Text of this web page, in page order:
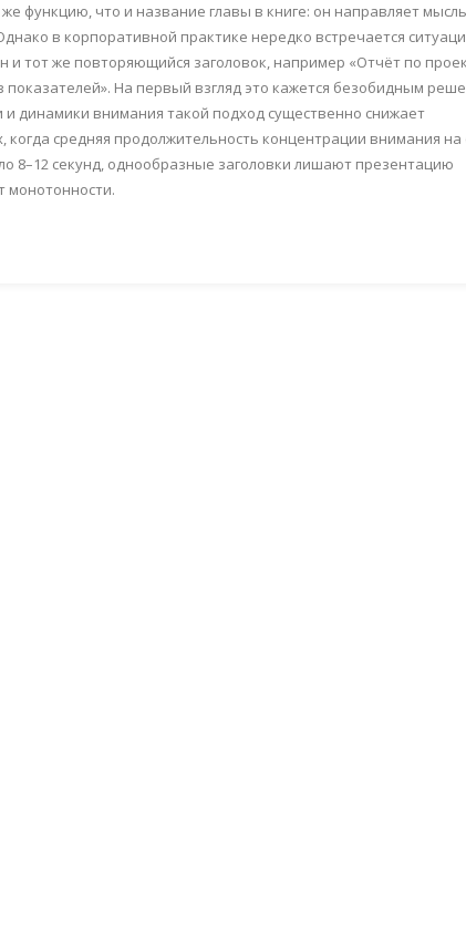
функцию, что и название главы в книге: он направляет мысль
в корпоративной практике нередко встречается
и тот же повторяющийся заголовок, например «Отчёт по
показателей». На первый взгляд это кажется безобидным
и динамики внимания такой подход существенно снижает
когда средняя продолжительность концентрации внимания
8–12 секунд, однообразные заголовки лишают презентацию
монотонности.